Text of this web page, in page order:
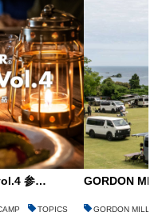
参…
TOPICS
GORDON
GORDON MILLER